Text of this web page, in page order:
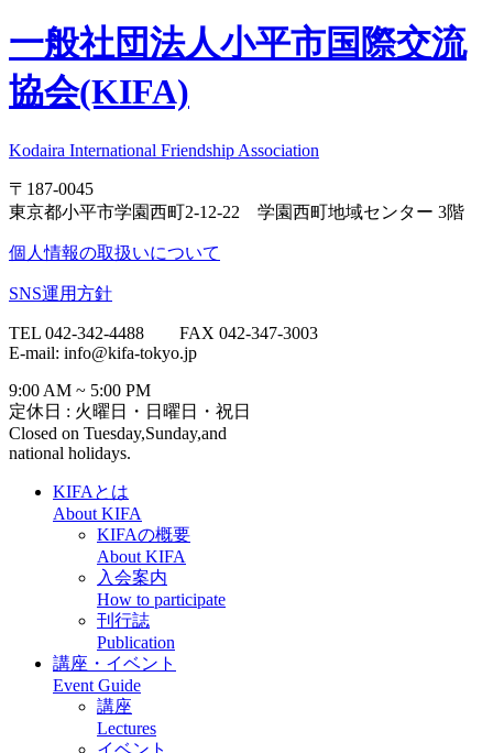
一般社団法人小平市国際交流
協会(KIFA)
Kodaira International Friendship Association
〒187-0045
東京都小平市学園西町2-12-22 学園西町地域センター 3階
個人情報の取扱いについて
SNS運用方針
TEL 042-342-4488 FAX 042-347-3003
E-mail: info@kifa-tokyo.jp
9:00 AM ~ 5:00 PM
定休日 : 火曜日・日曜日・祝日
Closed on Tuesday,Sunday,and
national holidays.
KIFAとは
About KIFA
KIFAの概要
About KIFA
入会案内
How to participate
刊行誌
Publication
講座・イベント
Event Guide
講座
Lectures
イベント